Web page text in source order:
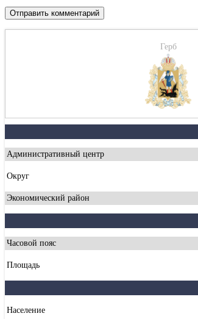
Герб
Административный центр
Округ
Экономический район
Часовой пояс
Площадь
Население